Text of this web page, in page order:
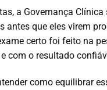
a Governança Clínica
antes que eles virem
certo foi feito na
com o resultado
como equilibrar